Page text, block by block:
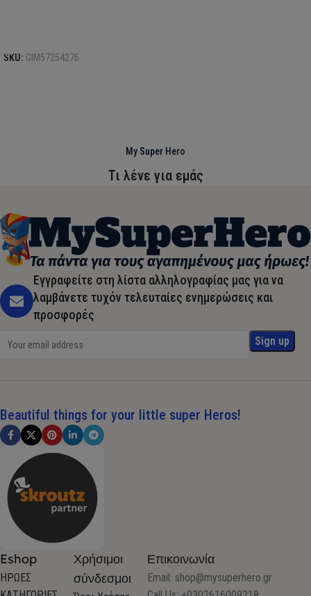
SKU: GIM57254276
My Super Hero
Τι λένε για εμάς
Εγγραφείτε στη λίστα αλληλογραφίας μας για να
λαμβάνετε τυχόν τελευταίες ενημερώσεις και
προσφορές
Beautiful things for your little super Heros!
Eshop
ΗΡΩΕΣ
Χρήσιμοι
σύνδεσμοι
Επικοινωνία
Email: shop@mysuperhero.gr